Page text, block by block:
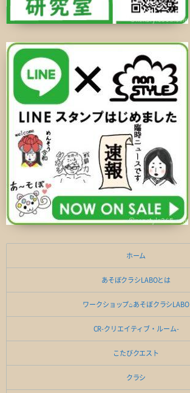
ホーム
あそぼクラシLABOとは
ワークショップ⌂あそぼクラシLABO
CR-クリエイティブ・ルーム-
こたびクエスト
クラシ